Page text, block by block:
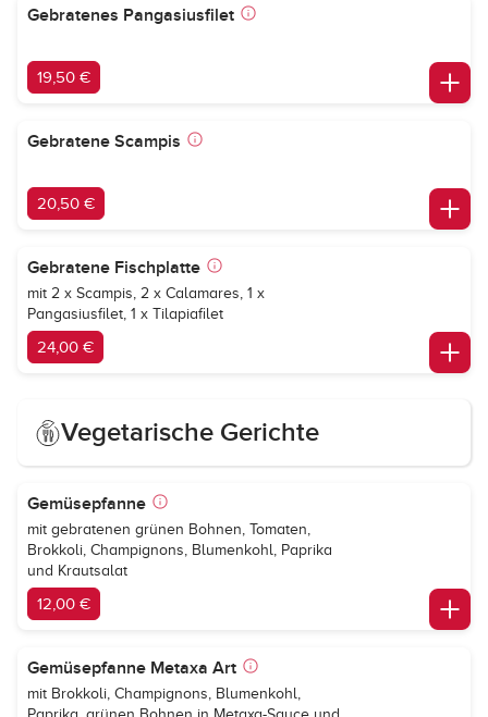
Gebratenes Pangasiusfilet
19,50 €
Gebratene Scampis
20,50 €
Gebratene Fischplatte
mit 2 x Scampis, 2 x Calamares, 1 x
Pangasiusfilet, 1 x Tilapiafilet
24,00 €
Vegetarische Gerichte
Gemüsepfanne
mit gebratenen grünen Bohnen, Tomaten,
Brokkoli, Champignons, Blumenkohl, Paprika
und Krautsalat
12,00 €
Gemüsepfanne Metaxa Art
mit Brokkoli, Champignons, Blumenkohl,